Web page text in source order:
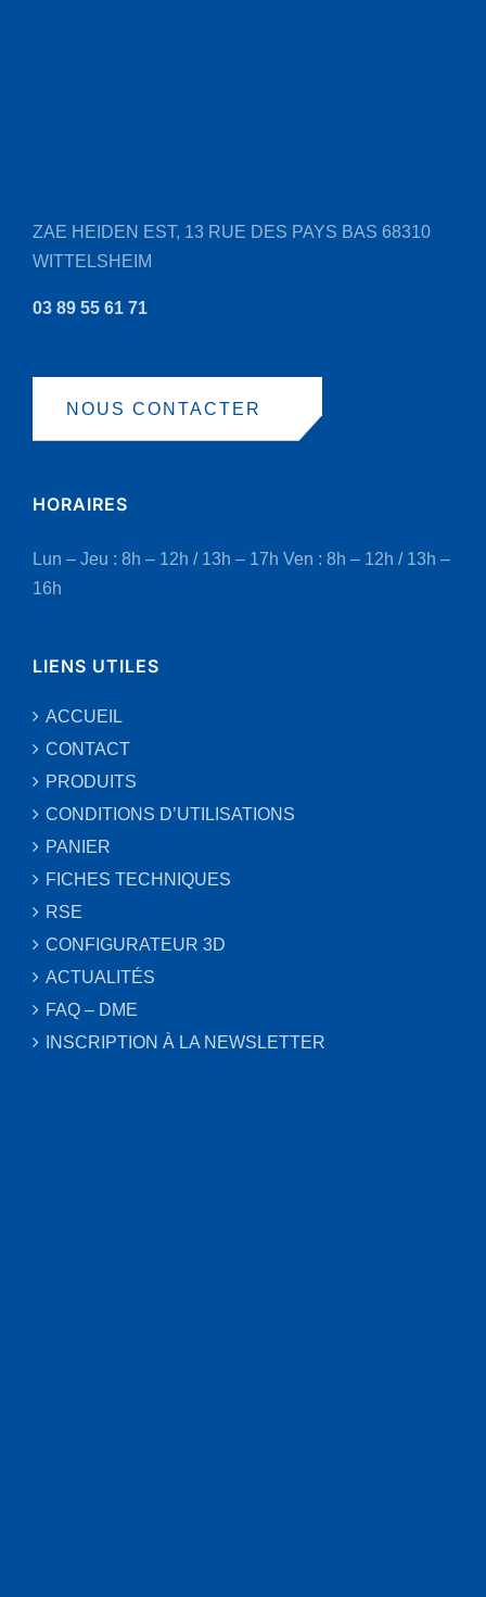
ZAE HEIDEN EST, 13 RUE DES PAYS BAS 68310
WITTELSHEIM
03 89 55 61 71
NOUS CONTACTER
HORAIRES
Lun – Jeu : 8h – 12h / 13h – 17h Ven : 8h – 12h / 13h –
16h
LIENS UTILES
ACCUEIL
CONTACT
PRODUITS
CONDITIONS D’UTILISATIONS
PANIER
FICHES TECHNIQUES
RSE
CONFIGURATEUR 3D
ACTUALITÉS
FAQ – DME
INSCRIPTION À LA NEWSLETTER